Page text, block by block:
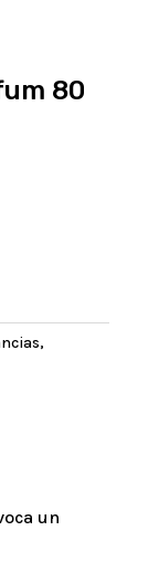
80
,
un